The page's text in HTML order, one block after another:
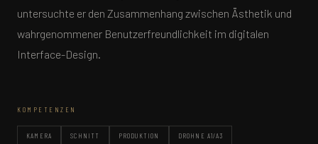
untersuchte er den Zusammenhang zwischen Ästhetik und
wahrgenommener Benutzerfreundlichkeit im digitalen
Interface-Design.
KOMPETENZEN
KAMERA SCHNITT PRODUKTION DROHNE A1/A3